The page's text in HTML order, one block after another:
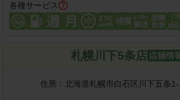
各種サービス
札幌川下5条店
住所： 北海道札幌市白石区川下五条